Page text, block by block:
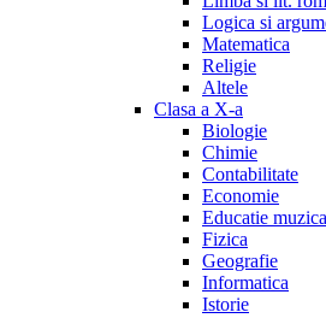
Logica si
Matematica
Religie
Altele
Clasa a X-a
Biologie
Chimie
Contabilitate
Economie
Educatie
Fizica
Geografie
Informatica
Istorie